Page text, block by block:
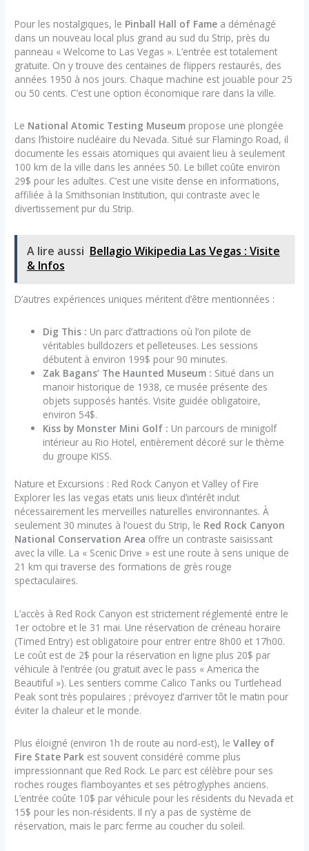
Pour les nostalgiques, le Pinball Hall of Fame a déménagé
dans un nouveau local plus grand au sud du Strip, près du
panneau « Welcome to Las Vegas ». L’entrée est totalement
gratuite. On y trouve des centaines de flippers restaurés, des
années 1950 à nos jours. Chaque machine est jouable pour 25
ou 50 cents. C’est une option économique rare dans la ville.
Le National Atomic Testing Museum propose une plongée
dans l’histoire nucléaire du Nevada. Situé sur Flamingo Road, il
documente les essais atomiques qui avaient lieu à seulement
100 km de la ville dans les années 50. Le billet coûte environ
29$ pour les adultes. C’est une visite dense en informations,
affiliée à la Smithsonian Institution, qui contraste avec le
divertissement pur du Strip.
A lire aussi Bellagio Wikipedia Las Vegas : Visite
& Infos
D’autres expériences uniques méritent d’être mentionnées :
Dig This : Un parc d’attractions où l’on pilote de
véritables bulldozers et pelleteuses. Les sessions
débutent à environ 199$ pour 90 minutes.
Zak Bagans’ The Haunted Museum : Situé dans un
manoir historique de 1938, ce musée présente des
objets supposés hantés. Visite guidée obligatoire,
environ 54$.
Kiss by Monster Mini Golf : Un parcours de minigolf
intérieur au Rio Hotel, entièrement décoré sur le thème
du groupe KISS.
Nature et Excursions : Red Rock Canyon et Valley of Fire
Explorer les las vegas etats unis lieux d’intérêt inclut
nécessairement les merveilles naturelles environnantes. À
seulement 30 minutes à l’ouest du Strip, le Red Rock Canyon
National Conservation Area offre un contraste saisissant
avec la ville. La « Scenic Drive » est une route à sens unique de
21 km qui traverse des formations de grès rouge
spectaculaires.
L’accès à Red Rock Canyon est strictement réglementé entre le
1er octobre et le 31 mai. Une réservation de créneau horaire
(Timed Entry) est obligatoire pour entrer entre 8h00 et 17h00.
Le coût est de 2$ pour la réservation en ligne plus 20$ par
véhicule à l’entrée (ou gratuit avec le pass « America the
Beautiful »). Les sentiers comme Calico Tanks ou Turtlehead
Peak sont très populaires ; prévoyez d’arriver tôt le matin pour
éviter la chaleur et le monde.
Plus éloigné (environ 1h de route au nord-est), leValley of
Fire State Park est souvent considéré comme plus
impressionnant que Red Rock. Le parc est célèbre pour ses
roches rouges flamboyantes et ses pétroglyphes anciens.
L’entrée coûte 10$ par véhicule pour les résidents du Nevada et
15$ pour les non-résidents. Il n’y a pas de système de
réservation, mais le parc ferme au coucher du soleil.